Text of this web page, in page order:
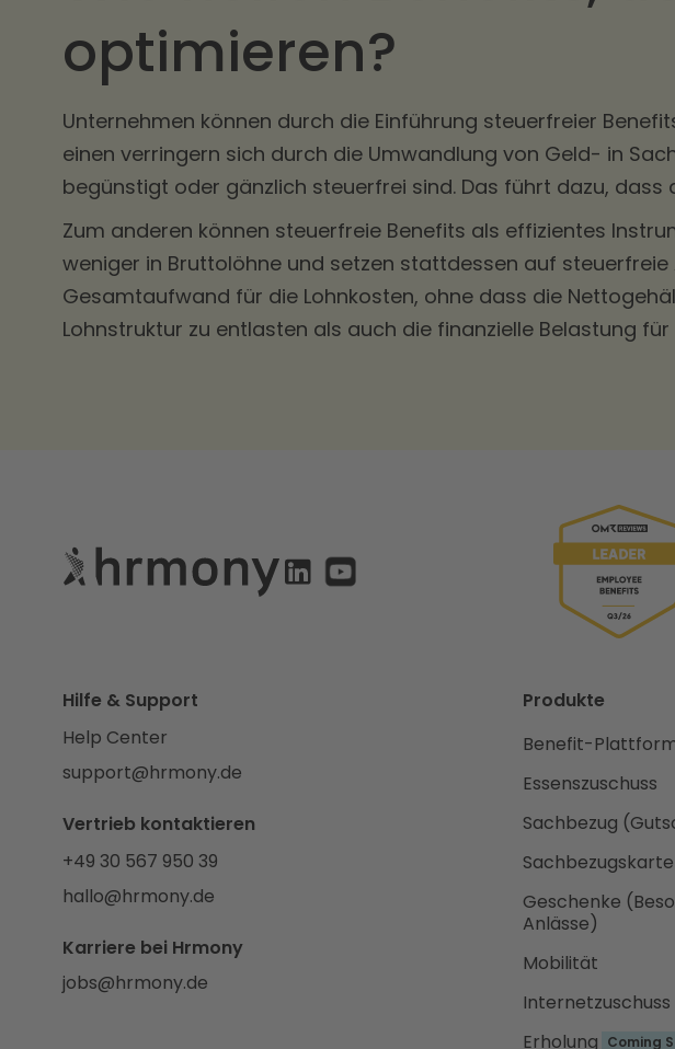
optimieren?
Unternehmen können durch die Einführung steuerfreier
einen verringern sich durch die Umwandlung von Geld- in
begünstigt oder gänzlich steuerfrei sind. Das führt dazu,
Zum anderen können steuerfreie Benefits als effizientes
weniger in Bruttolöhne und setzen stattdessen auf
Gesamtaufwand für die Lohnkosten, ohne dass die
Lohnstruktur zu entlasten als auch die finanzielle Belastung
Hilfe & Support
Help Center
support@hrmony.de
Vertrieb kontaktieren
+49 30 567 950 39
hallo@hrmony.de
Karriere bei Hrmony
jobs@hrmony.de
Produkte
Benefit-
Essenszuschuss
Sachbezug
Sachbezugskarte
Geschenke
Anlässe)
Mobilität
Internetzuschuss
Erholung Coming